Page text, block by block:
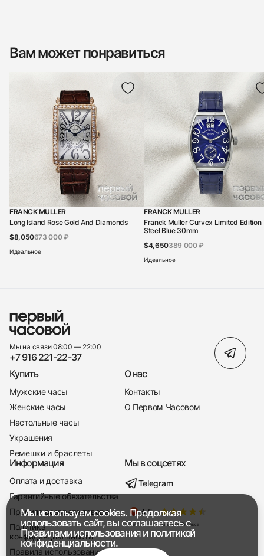
+7 916 221-22-37
Мы насвязи 08:00 — 19:00
Вам может понравиться
FRANCK MULLER
Long Island Rose Gold And Diamonds
$8,050673 000 ₽
Идеальное
FRANCK MULLER
Franck Muller Curvex Limited Edition
Steel Blue 30mm
$4,650389 000 ₽
Идеальное
Мы на связи 08:00 — 22:00
+7 916 221-22-37
Купить
Мужские часы
Женские часы
Настольные часы
Украшения
Ремешки и браслеты
О нас
Контакты
О Первом Часовом
Информация
Оплата и доставка
Гарантийные обязательства
Правила возврата товара
Политика
конфиденциальности
Правила использования
Мы в соцсетях
Telegram
Мы используем cookies. Продолжая
использовать сайт, вы соглашаетесь с
Правилами использованияи политикой
конфиденциальности.